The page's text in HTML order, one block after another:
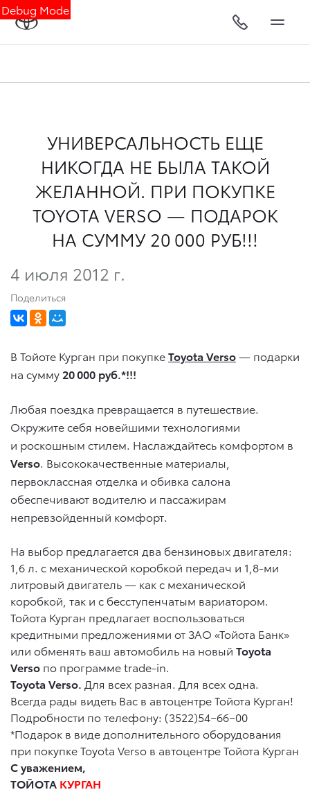
Debug Mode
УНИВЕРСАЛЬНОСТЬ ЕЩЕ
НИКОГДА НЕ БЫЛА ТАКОЙ
ЖЕЛАННОЙ. ПРИ ПОКУПКЕ
TOYOTA VERSO — ПОДАРОК
НА СУММУ 20 000 РУБ!!!
4 июля 2012 г.
Поделиться
В Тойоте Курган при покупкеToyota Verso— подарки
на сумму 20 000 руб.*!!!
Любая поездка превращается в путешествие.
Окружите себя новейшими технологиями
и роскошным стилем. Наслаждайтесь комфортом в
Verso. Высококачественные материалы,
первоклассная отделка и обивка салона
обеспечивают водителю и пассажирам
непревзойденный комфорт.
На выбор предлагается два бензиновых двигателя:
1,6 л. с механической коробкой передач и 1,8-ми
литровый двигатель — как с механической
коробкой, так и с бесступенчатым вариатором.
Тойота Курган предлагает воспользоваться
кредитными предложениями от ЗАО «Тойота Банк»
или обменять ваш автомобиль на новый Toyota
Verso по программе trade-in.
Toyota Verso. Для всех разная. Для всех одна.
Всегда рады видеть Вас в автоцентре Тойота Курган!
Подробности по телефону: (3522)54−66−00
*Подарок в виде дополнительного оборудования
при покупке Toyota Verso в автоцентре Тойота Курган
С уважением,
ТОЙОТА КУРГАН